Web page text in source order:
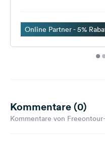
Online Partner - 5%
Kommentare (0)
Kommentare von